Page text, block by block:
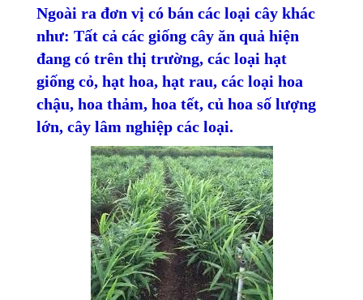
Ngoài ra đơn vị có bán các loại cây khác
như: Tất cả các giống cây ăn quả hiện
đang có trên thị trường, các loại hạt
giống cỏ, hạt hoa, hạt rau, các loại hoa
chậu, hoa thảm, hoa tết, củ hoa số lượng
lớn, cây lâm nghiệp các loại.